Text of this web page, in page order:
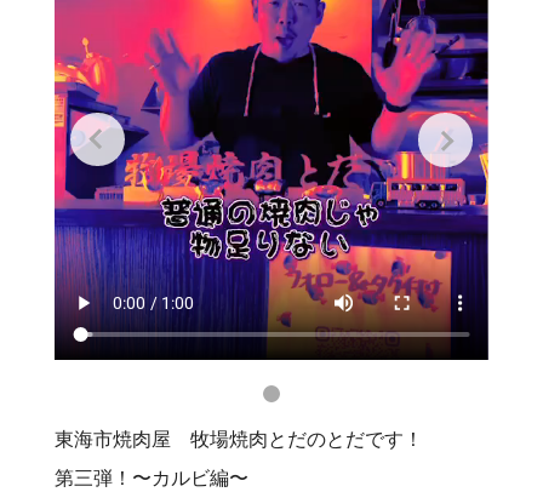
東海市焼肉屋 牧場焼肉とだのとだです！
第三弾！〜カルビ編〜